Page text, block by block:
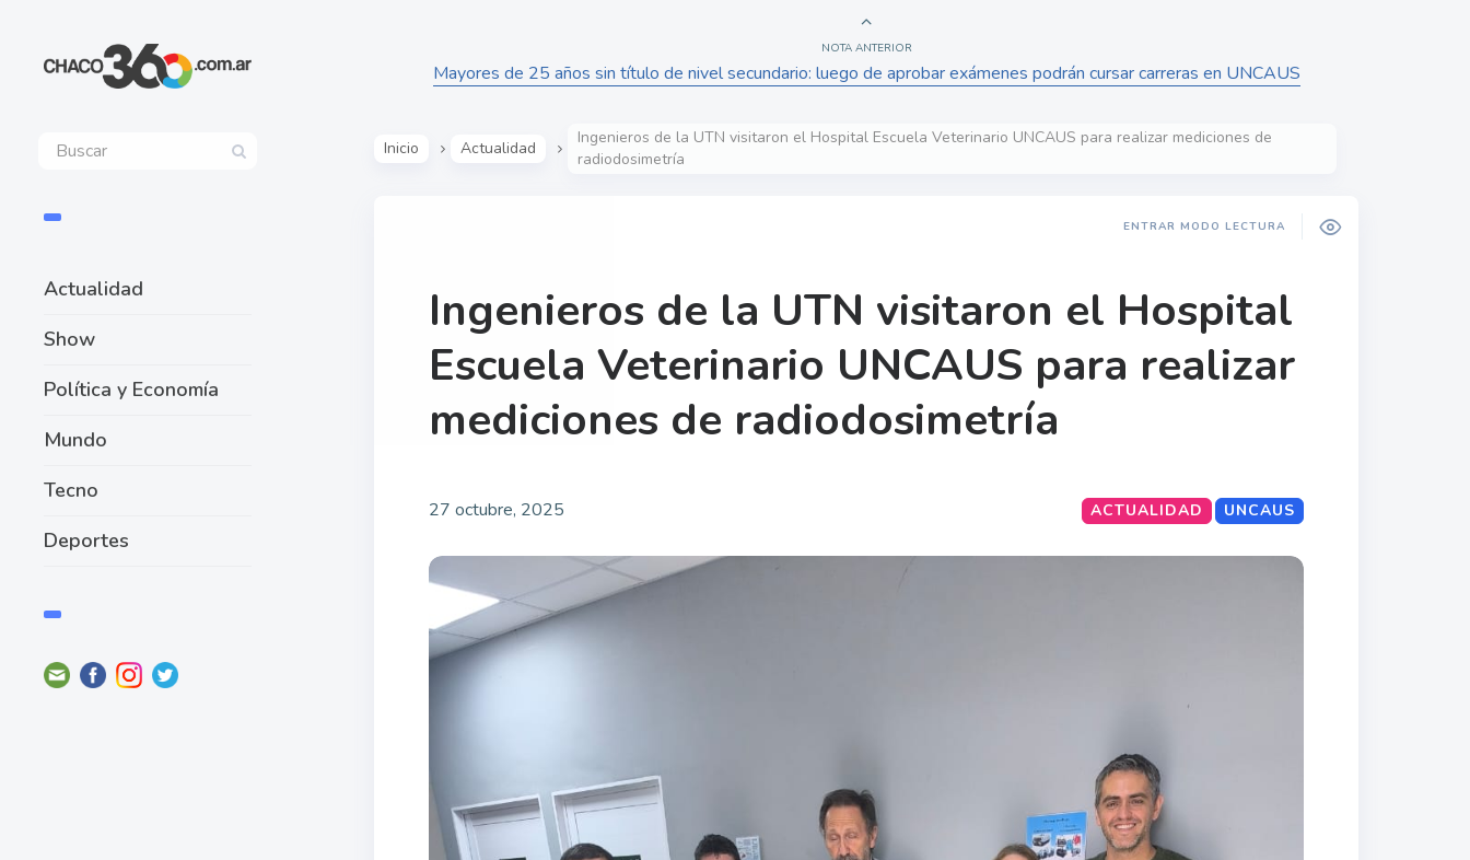
Actualidad
Show
Política y Economía
Mundo
Tecno
Deportes
NOTA ANTERIOR
Mayores de 25 años sin título de nivel secundario: luego de aprobar exámenes podrán cursar carreras en UNCAUS
Inicio Actualidad
Ingenieros de la UTN visitaron el Hospital Escuela Veterinario UNCAUS para realizar mediciones de
radiodosimetría
ENTRAR MODO LECTURA
Ingenieros de la UTN visitaron el Hospital
Escuela Veterinario UNCAUS para realizar
mediciones de radiodosimetría
27 octubre, 2025 UNCAUS
ACTUALIDAD